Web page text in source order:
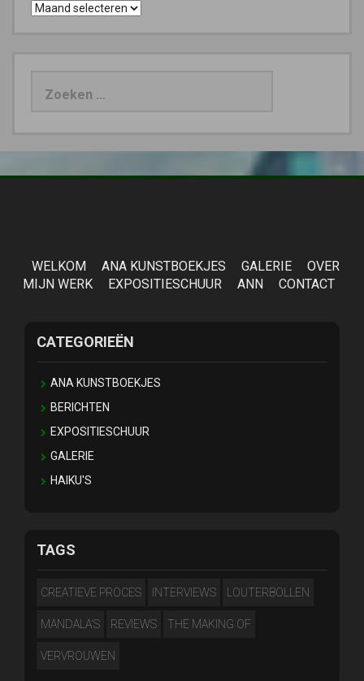
Archieven
WELKOM ANA KUNSTBOEKJES GALERIE
OVER
MIJN WERK
EXPOSITIESCHUUR ANN CONTACT
CATEGORIEËN
ANA KUNSTBOEKJES
BERICHTEN
EXPOSITIESCHUUR
GALERIE
HAIKU'S
TAGS
CREATIEVE PROCES INTERVIEWS LOUTERBOLLEN
MANDALA'S REVIEWS THE MAKING OF
VERVROUWEN